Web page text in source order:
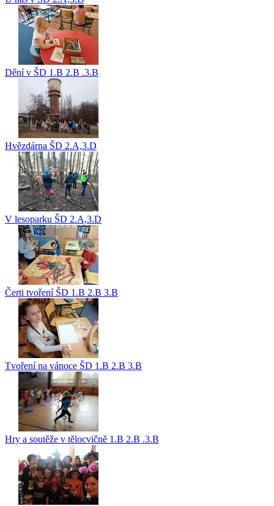
Dění v ŠD 1.B 2.B .3.B
Hvězdárna ŠD 2.A,3.D
V lesoparku ŠD 2.A,3.D
Čerti tvoření ŠD 1.B 2.B 3.B
Tvoření na vánoce ŠD 1.B 2.B 3.B
Hry a soutěže v tělocvičně 1.B 2.B .3.B